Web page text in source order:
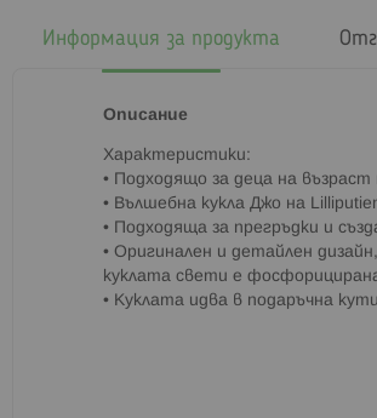
Информация за продукта
Описание
Характеристики:
• Подходящо за деца на възраст
• Вълшебна кукла Джо на
• Подходяща за прегръдки и
• Оригинален и детайлен
куклата свети е
• Куклата идва в подаръчна